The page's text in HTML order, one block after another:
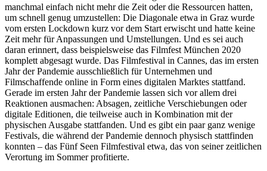
manchmal einfach nicht mehr die Zeit oder die Ressourcen hatten,
um schnell genug umzustellen: Die Diagonale etwa in Graz wurde
vom ersten Lockdown kurz vor dem Start erwischt und hatte keine
Zeit mehr für Anpassungen und Umstellungen. Und es sei auch
daran erinnert, dass beispielsweise das Filmfest München 2020
komplett abgesagt wurde. Das Filmfestival in Cannes, das im ersten
Jahr der Pandemie ausschließlich für Unternehmen und
Filmschaffende online in Form eines digitalen Marktes stattfand.
Gerade im ersten Jahr der Pandemie lassen sich vor allem drei
Reaktionen ausmachen: Absagen, zeitliche Verschiebungen oder
digitale Editionen, die teilweise auch in Kombination mit der
physischen Ausgabe stattfanden. Und es gibt ein paar ganz wenige
Festivals, die während der Pandemie dennoch physisch stattfinden
konnten – das Fünf Seen Filmfestival etwa, das von seiner zeitlichen
Verortung im Sommer profitierte.